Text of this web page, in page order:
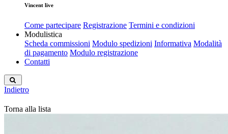
Vincent live
Come partecipare Registrazione Termini e condizioni
Modulistica
Scheda commissioni Modulo spedizioni Informativa Modalità
di pagamento Modulo registrazione
Contatti
Indietro
Torna alla lista